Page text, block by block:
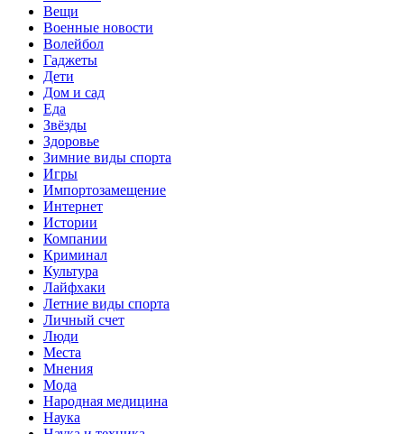
Вещи
Военные новости
Волейбол
Гаджеты
Дети
Дом и сад
Еда
Звёзды
Здоровье
Зимние виды спорта
Игры
Импортозамещение
Интернет
Истории
Компании
Криминал
Культура
Лайфхаки
Летние виды спорта
Личный счет
Люди
Места
Мнения
Мода
Народная медицина
Наука